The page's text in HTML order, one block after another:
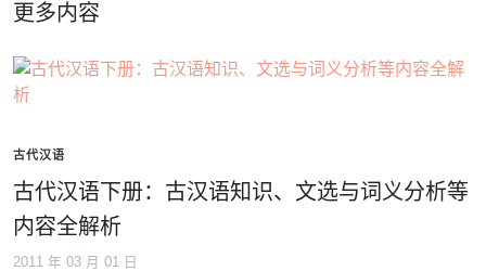
更多内容
古代汉语
古代汉语下册：古汉语知识、文选与词义分析等
内容全解析
2011 年 03 月 01 日